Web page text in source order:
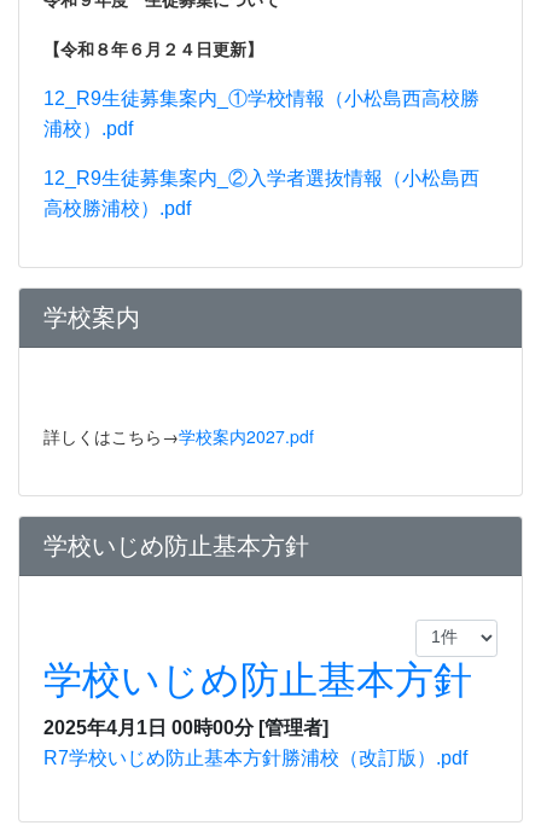
【令和８年６月２４日更新】
12_R9生徒募集案内_①学校情報（小松島西高校勝
浦校）.pdf
12_R9生徒募集案内_②入学者選抜情報（小松島西
高校勝浦校）.pdf
学校案内
詳しくはこちら→学校案内2027.pdf
学校いじめ防止基本方針
学校いじめ防止基本方針
2025年4月1日 00時00分 [管理者]
R7学校いじめ防止基本方針勝浦校（改訂版）.pdf